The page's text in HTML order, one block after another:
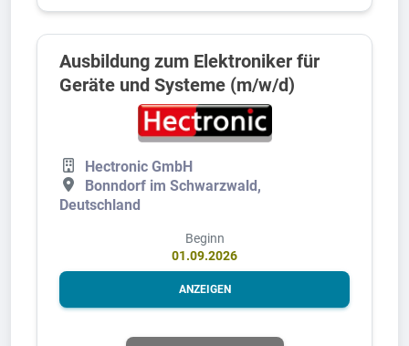
Ausbildung zum Elektroniker für
Geräte und Systeme (m/w/d)
Hectronic GmbH
Bonndorf im Schwarzwald,
Deutschland
Beginn
01.09.2026
ANZEIGEN